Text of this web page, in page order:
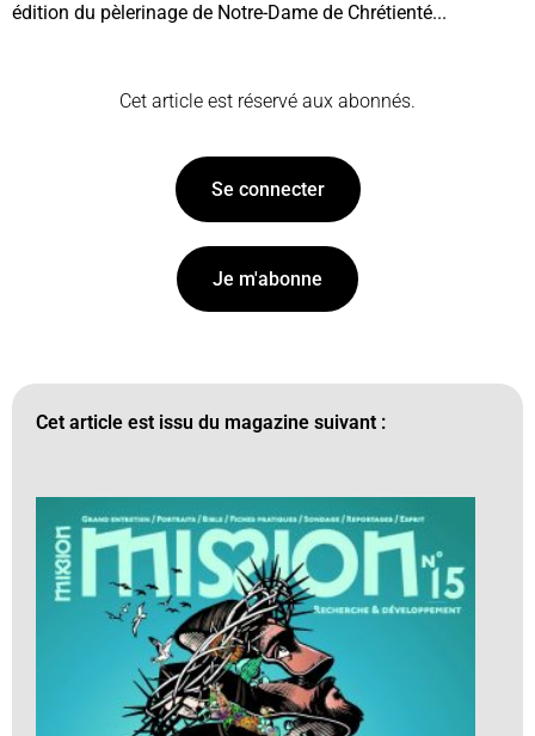
édition du pèlerinage de Notre-Dame de Chrétienté...
Cet article est réservé aux abonnés.
Se connecter
Je m'abonne
Cet article est issu du magazine suivant :